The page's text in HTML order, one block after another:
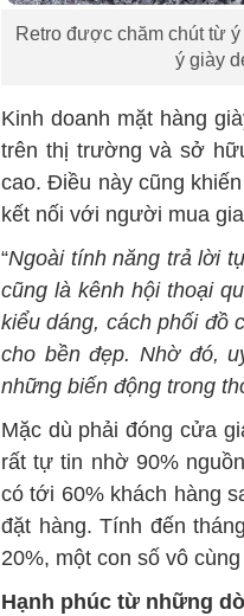
Retro được chăm chút từ
ý giày
Kinh doanh mặt hàng
trên thị trường và sở
cao. Điều này cũng
kết nối với người mua
“Ngoài tính năng trả lời
cũng là kênh hội thoại
kiểu dáng, cách phối đồ
cho bền đẹp. Nhờ đó,
những biến động trong
Mặc dù phải đóng cửa
rất tự tin nhờ 90%
có tới 60% khách hàng
đặt hàng. Tính đến
20%, một con số vô
Hạnh phúc từ những